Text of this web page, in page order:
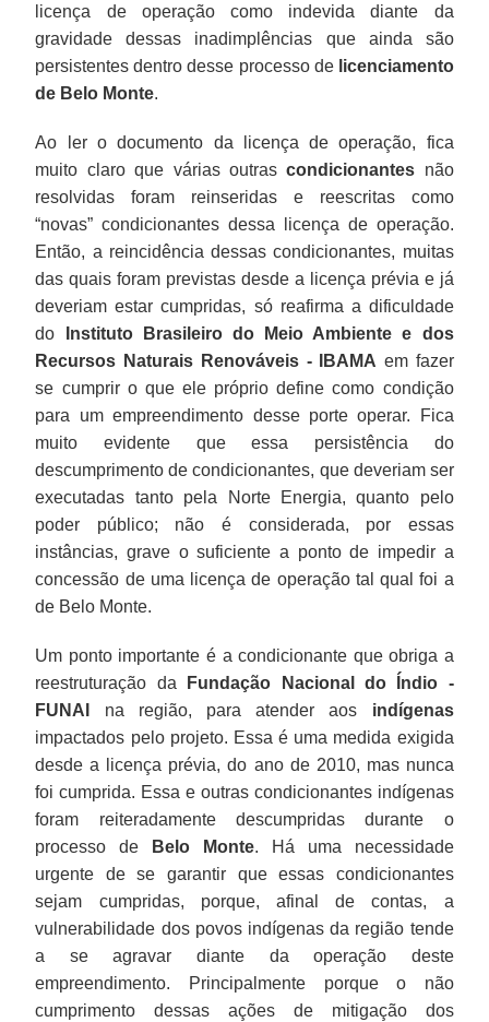
licença de operação como indevida diante da
gravidade dessas inadimplências que ainda são
persistentes dentro desse processo de licenciamento
de Belo Monte.
Ao ler o documento da licença de operação, fica
muito claro que várias outrascondicionantes não
resolvidas foram reinseridas e reescritas como
“novas” condicionantes dessa licença de operação.
Então, a reincidência dessas condicionantes, muitas
das quais foram previstas desde a licença prévia e já
deveriam estar cumpridas, só reafirma a dificuldade
do
Instituto Brasileiro do Meio Ambiente e dos
Recursos Naturais Renováveis - IBAMA em fazer
se cumprir o que ele próprio define como condição
para um empreendimento desse porte operar. Fica
muito evidente que essa persistência do
descumprimento de condicionantes, que deveriam ser
executadas tanto pela Norte Energia, quanto pelo
poder público; não é considerada, por essas
instâncias, grave o suficiente a ponto de impedir a
concessão de uma licença de operação tal qual foi a
de Belo Monte.
Um ponto importante é a condicionante que obriga a
reestruturação da
Fundação Nacional do Índio -
FUNAI
na região, para atender aos indígenas
impactados pelo projeto. Essa é uma medida exigida
desde a licença prévia, do ano de 2010, mas nunca
foi cumprida. Essa e outras condicionantes indígenas
foram reiteradamente descumpridas durante o
processo de
Belo Monte. Há uma necessidade
urgente de se garantir que essas condicionantes
sejam cumpridas, porque, afinal de contas, a
vulnerabilidade dos povos indígenas da região tende
a se agravar diante da operação deste
empreendimento. Principalmente porque o não
cumprimento dessas ações de mitigação dos